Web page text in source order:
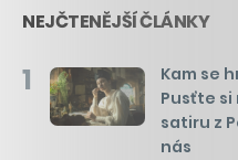
NEJČTENĚJŠÍ ČLÁNKY
1
Kam se
Pusťte
satiru z
nás